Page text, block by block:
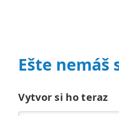
Ešte nemáš
Vytvor si ho teraz